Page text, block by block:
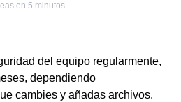
en 5 minutos
del equipo regularmente,
dependiendo
cambies y añadas archivos.